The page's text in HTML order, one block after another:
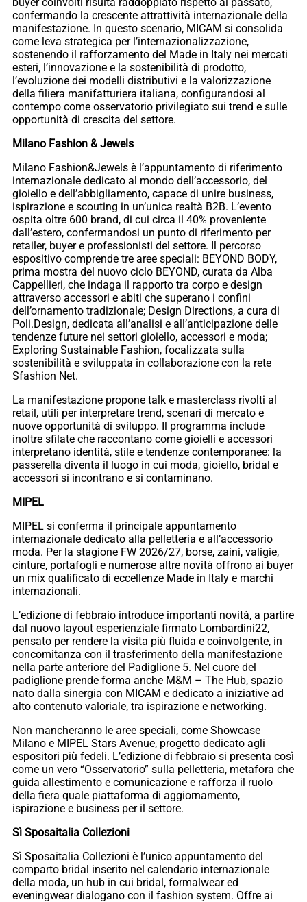
confermando la crescente attrattività internazionale della
manifestazione. In questo scenario, MICAM si consolida
come leva strategica per l’internazionalizzazione,
sostenendo il rafforzamento del Made in Italy nei mercati
esteri, l’innovazione e la sostenibilità di prodotto,
l’evoluzione dei modelli distributivi e la valorizzazione
della filiera manifatturiera italiana, configurandosi al
contempo come osservatorio privilegiato sui trend e sulle
opportunità di crescita del settore.
Milano Fashion & Jewels
Milano Fashion&Jewels è l’appuntamento di riferimento
internazionale dedicato al mondo dell’accessorio, del
gioiello e dell’abbigliamento, capace di unire business,
ispirazione e scouting in un’unica realtà B2B. L’evento
ospita oltre 600 brand, di cui circa il 40% proveniente
dall’estero, confermandosi un punto di riferimento per
retailer, buyer e professionisti del settore. Il percorso
espositivo comprende tre aree speciali: BEYOND BODY,
prima mostra del nuovo ciclo BEYOND, curata da Alba
Cappellieri, che indaga il rapporto tra corpo e design
attraverso accessori e abiti che superano i confini
dell’ornamento tradizionale; Design Directions, a cura di
Poli.Design, dedicata all’analisi e all’anticipazione delle
tendenze future nei settori gioiello, accessori e moda;
Exploring Sustainable Fashion, focalizzata sulla
sostenibilità e sviluppata in collaborazione con la rete
Sfashion Net.
La manifestazione propone talk e masterclass rivolti al
retail, utili per interpretare trend, scenari di mercato e
nuove opportunità di sviluppo. Il programma include
inoltre sfilate che raccontano come gioielli e accessori
interpretano identità, stile e tendenze contemporanee: la
passerella diventa il luogo in cui moda, gioiello, bridal e
accessori si incontrano e si contaminano.
MIPEL
MIPEL si conferma il principale appuntamento
internazionale dedicato alla pelletteria e all’accessorio
moda. Per la stagione FW 2026/27, borse, zaini, valigie,
cinture, portafogli e numerose altre novità offrono ai buyer
un mix qualificato di eccellenze Made in Italy e marchi
internazionali.
L’edizione di febbraio introduce importanti novità, a partire
dal nuovo layout esperienziale firmato Lombardini22,
pensato per rendere la visita più fluida e coinvolgente, in
concomitanza con il trasferimento della manifestazione
nella parte anteriore del Padiglione 5. Nel cuore del
padiglione prende forma anche M&M – The Hub, spazio
nato dalla sinergia con MICAM e dedicato a iniziative ad
alto contenuto valoriale, tra ispirazione e networking.
Non mancheranno le aree speciali, come Showcase
Milano e MIPEL Stars Avenue, progetto dedicato agli
espositori più fedeli. L’edizione di febbraio si presenta così
come un vero “Osservatorio” sulla pelletteria, metafora che
guida allestimento e comunicazione e rafforza il ruolo
della fiera quale piattaforma di aggiornamento,
ispirazione e business per il settore.
Sì Sposaitalia Collezioni
Sì Sposaitalia Collezioni è l’unico appuntamento del
comparto bridal inserito nel calendario internazionale
della moda, un hub in cui bridal, formalwear ed
eveningwear dialogano con il fashion system. Offre ai